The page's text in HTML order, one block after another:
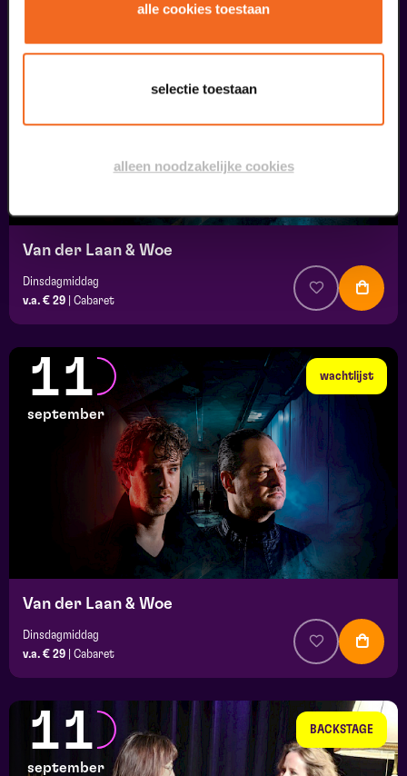
alle cookies toestaan
selectie toestaan
alleen noodzakelijke cookies
Van der Laan & Woe
Dinsdagmiddag
v.a. € 29
Cabaret
wachtlijst
11
september
Van der Laan & Woe
Dinsdagmiddag
v.a. € 29
Cabaret
BACKSTAGE
11
september